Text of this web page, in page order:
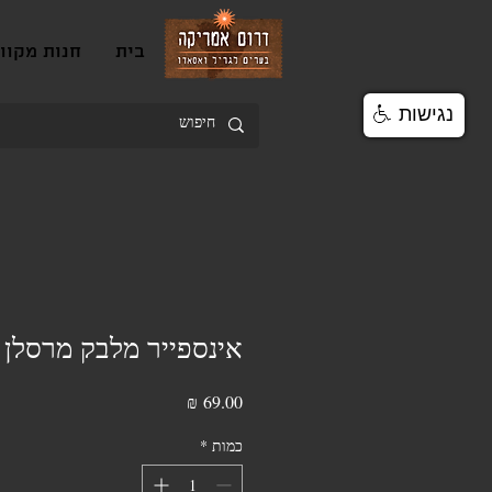
בית חנות
אינספייר מלבק מרסלן
כמות *
נגישות